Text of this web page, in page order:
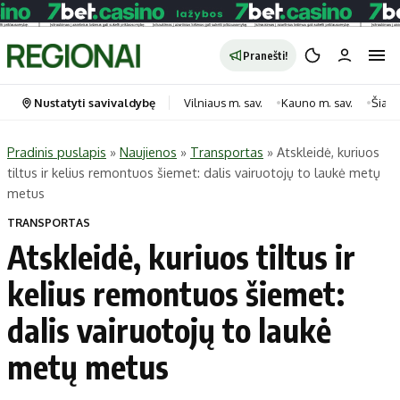
Pranešti!
Portalas
Naujausi
Regionai
Lietuva
Pasaulis
Politika
Kategorijos
Horoskopai
Laisvalaikis
Maistas
Sveikata
Nustatyti savivaldybę Vilniaus m. sav. Kauno m. sav.
Pradinis puslapis » Naujienos » Transportas » Atskleidė, kuriuos
tiltus ir kelius remontuos šiemet: dalis vairuotojų to laukė metų
metus
TRANSPORTAS
Atskleidė, kuriuos tiltus ir
kelius remontuos šiemet:
dalis vairuotojų to laukė
metų metus